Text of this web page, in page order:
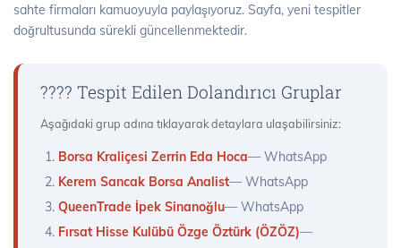
sahte firmaları kamuoyuyla paylaşıyoruz. Sayfa, yeni tespitler
doğrultusunda sürekli güncellenmektedir.
???? Tespit Edilen Dolandırıcı Gruplar
Aşağıdaki grup adına tıklayarak detaylara ulaşabilirsiniz:
Borsa Kraliçesi Zerrin Eda Hoca— WhatsApp
Kerem Sancak Borsa Analist— WhatsApp
QueenTrade İpek Sinanoğlu— WhatsApp
Fırsat Hisse Kulübü Özge Öztürk (ÖZÖZ)—